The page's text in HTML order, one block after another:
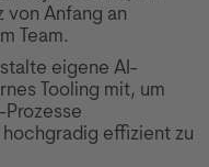
von Anfang an
Team.
eigene AI-
Tooling mit, um
effizient zu